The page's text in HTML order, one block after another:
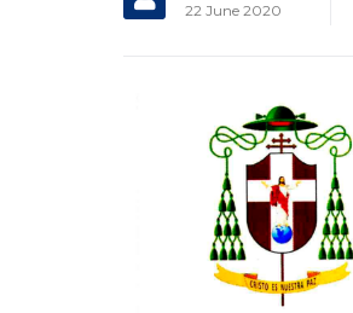
22 June 2020